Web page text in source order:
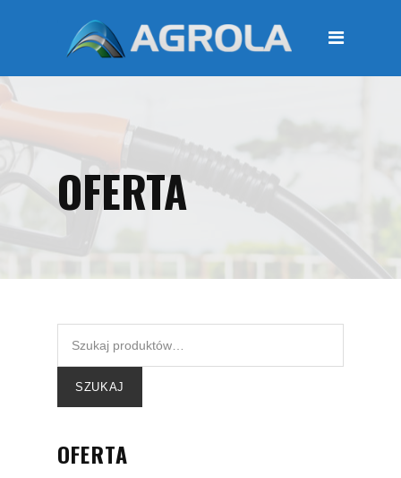
STRONA GŁÓWNA
OFERTA
Moje konto
OFERTA
SZUKAJ
OFERTA